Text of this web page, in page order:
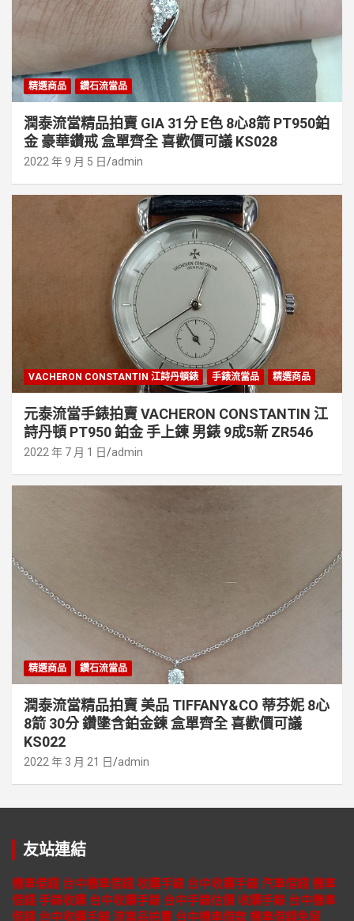
精選商品 鑽石流當品
潤泰流當精品拍賣 GIA 31分 E色 8心8箭 PT950鉑
金 豪華鑽戒 盒單齊全 喜歡價可議 KS028
2022 年 9 月 5 日 admin
VACHERON CONSTANTIN 江詩丹頓錶 手錶流當品 精選商品
元泰流當手錶拍賣 VACHERON CONSTANTIN 江
詩丹頓 PT950 鉑金 手上鍊 男錶 9成5新 ZR546
2022 年 7 月 1 日 admin
精選商品 鑽石流當品
潤泰流當精品拍賣 美品 TIFFANY&CO 蒂芬妮 8心
8箭 30分 鑽墬含鉑金鍊 盒單齊全 喜歡價可議
KS022
2022 年 3 月 21 日 admin
友站連結
機車借錢 台中機車借錢 收購手錶 台中收購手錶 汽車借錢 機車
借錢 手錶收購 台中收購手錶 台中手錶估價 收購手錶 台中機車
借錢 台中收購手錶 流當品拍賣 台中機車借款 機車借錢免留